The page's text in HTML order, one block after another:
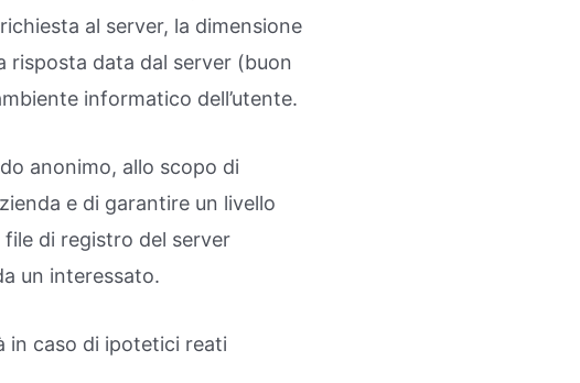
al server, la dimensione
risposta data dal server (buon
informatico dell’utente.
anonimo, allo scopo di
e di garantire un livello
di registro del server
un interessato.
in caso di ipotetici reati